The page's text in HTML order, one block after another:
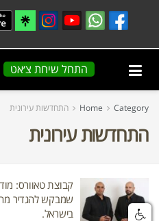
התחל שיחת צ׳אט
Home Category התחדשות עירונית
התחדשות עירונית
קבוצת טאוורס:
שמבקש להגדיר
בישראל.